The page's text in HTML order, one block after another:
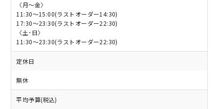
〈月～金〉
11:30～15:00(ラストオーダー14:30)
17:30～23:30(ラストオーダー22:30)
〈土･日〉
11:30～23:30(ラストオーダー22:30)
定休日
無休
平均予算(税込)